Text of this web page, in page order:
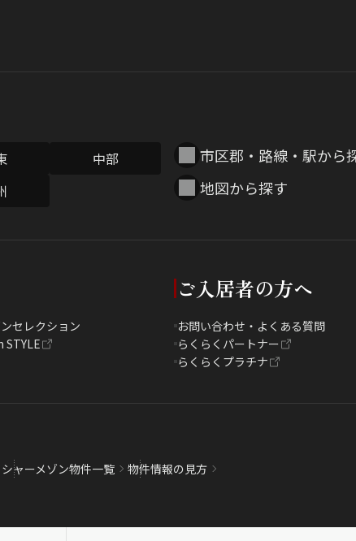
中部
市区郡・路線・駅から
地図から探す
セレクション
STYLE
ご入居者の方へ
お問い合わせ・よくある質問
らくらくパートナー
らくらくプラチナ
シャーメゾン物件一覧 物件情報の見方